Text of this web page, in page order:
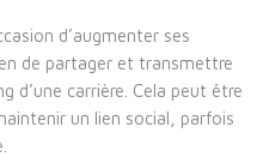
d’augmenter ses
de partager et transmettre
d’une carrière. Cela peut être
un lien social, parfois